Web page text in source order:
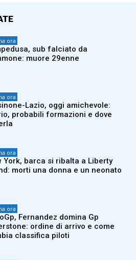
ora
sub falciato da
muore 29enne
ora
Lazio, oggi amichevole:
probabili formazioni e dove
ora
York, barca si ribalta a Liberty
morti una donna e un neonato
ora
Fernandez domina Gp
ordine di arrivo e come
classifica piloti